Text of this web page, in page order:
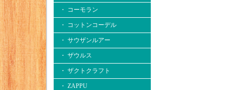
・ コーモラン
・ コットンコーデル
・ サウザンルアー
・ ザウルス
・ ザクトクラフト
・ ZAPPU